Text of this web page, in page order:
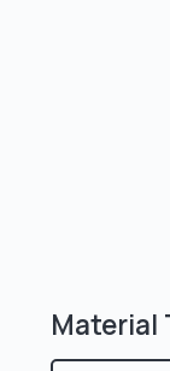
Material